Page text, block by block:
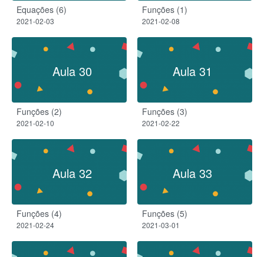
Equações (6)
2021-02-03
Funções (1)
2021-02-08
Aula 30
Funções (2)
2021-02-10
Aula 31
Funções (3)
2021-02-22
Aula 32
Funções (4)
2021-02-24
Aula 33
Funções (5)
2021-03-01